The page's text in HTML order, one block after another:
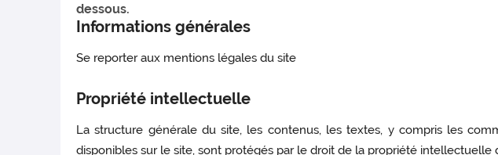
dessous.
Informations générales
Se reporter aux mentions légales du site
Propriété intellectuelle
La structure générale du site, les contenus, les textes, y compris les
disponibles sur le site, sont protégés par le droit de la propriété intellectuelle